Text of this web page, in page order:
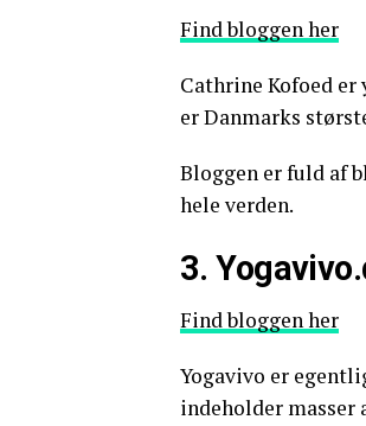
Find bloggen her
Cathrine Kofoed
er Danmarks
Bloggen er fuld af
hele verden.
3.
Find bloggen her
Yogavivo er
indeholder masser